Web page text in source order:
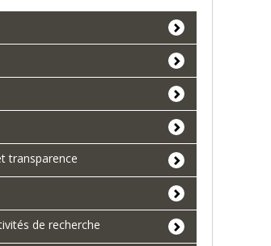
transparence
de recherche